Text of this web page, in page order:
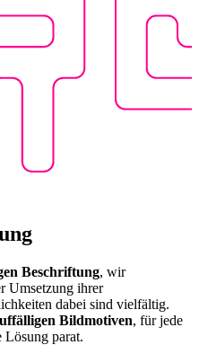
Beschriftung, wir
Umsetzung ihrer
dabei sind vielfältig.
Bildmotiven, für jede
Lösung parat.